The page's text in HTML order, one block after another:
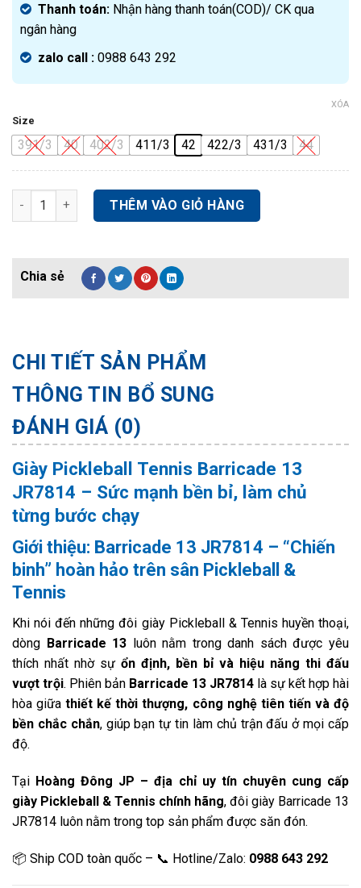
Thanh toán: Nhận hàng thanh toán(COD)/ CK qua
ngân hàng
zalo call : 0988 643 292
Size
391/3 40 402/3 411/3 42 422/3 431/3 44
XÓA
Giày Pickleball Tennis Barricade 13 JR7814 số lượng
THÊM VÀO GIỎ HÀNG
CHI TIẾT SẢN PHẨM
THÔNG TIN BỔ SUNG
ĐÁNH GIÁ (0)
Giày Pickleball Tennis Barricade 13
JR7814 – Sức mạnh bền bỉ, làm chủ
từng bước chạy
Giới thiệu: Barricade 13 JR7814 – “Chiến
binh” hoàn hảo trên sân Pickleball &
Tennis
Khi nói đến những đôi giày Pickleball & Tennis huyền thoại,
dòng Barricade 13 luôn nằm trong danh sách được yêu
thích nhất nhờ sự ổn định, bền bỉ và hiệu năng thi đấu
vượt trội. Phiên bản Barricade 13 JR7814 là sự kết hợp hài
hòa giữathiết kế thời thượng, công nghệ tiên tiến và độ
bền chắc chắn, giúp bạn tự tin làm chủ trận đấu ở mọi cấp
độ.
Tại Hoàng Đông JP – địa chỉ uy tín chuyên cung cấp
giày Pickleball & Tennis chính hãng, đôi giày Barricade 13
JR7814 luôn nằm trong top sản phẩm được săn đón.
📦 Ship COD toàn quốc – 📞 Hotline/Zalo: 0988 643 292